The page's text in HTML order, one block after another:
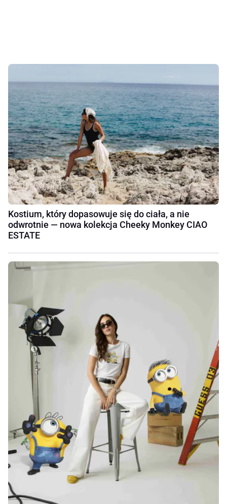
Kostium, który dopasowuje się do ciała, a nie
odwrotnie — nowa kolekcja Cheeky Monkey CIAO
ESTATE